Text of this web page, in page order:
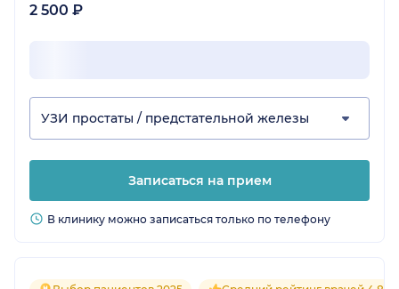
2 500 ₽
УЗИ простаты / предстательной железы
Записаться на прием
В клинику можно записаться только по телефону